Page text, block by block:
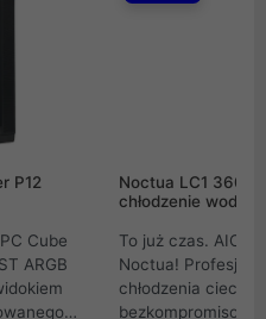
P12
Cube
ARGB
Noctua LC1
chłodzenie wodne
To już czas. AIO
Noctua!
chłodzenia cieczą